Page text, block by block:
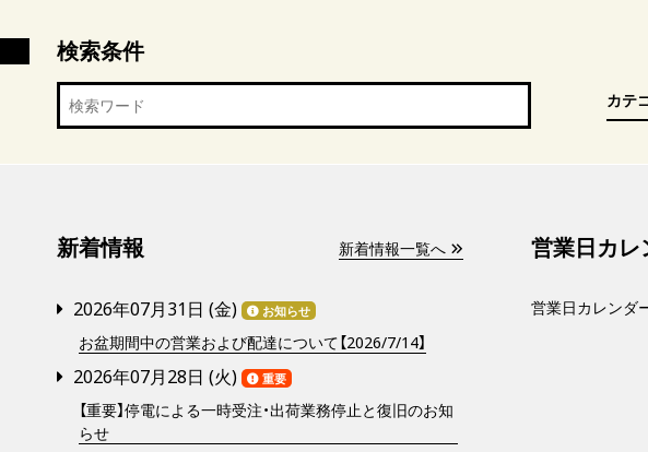
検索条件
新着情報 新着情報一覧へ
2026年07月31日 (金) お知らせ
お盆期間中の営業および配達について【2026/7/14】
2026年07月28日 (火) 重要
【重要】停電による一時受注・出荷業務停止と復旧のお知
らせ
営業日カレ
営業日カレンダ